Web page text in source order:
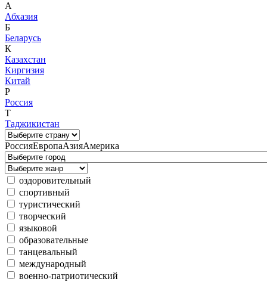
А
Абхазия
Б
Беларусь
К
Казахстан
Киргизия
Китай
Р
Россия
Т
Таджикистан
РоссияЕвропаАзияАмерика
оздоровительный
спортивный
туристический
творческий
языковой
образовательные
танцевальный
международный
военно-патриотический